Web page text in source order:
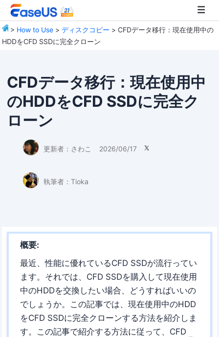
> How to Use >ディスクコピー > CFDデータ移行：現在使用中の
HDDをCFD SSDに完全クローン
CFDデータ移行：現在使用中
のHDDをCFD SSDに完全ク
ローン
更新者： さわこ 2026/06/17 
執筆者： Tioka
概要:
最近、性能に優れているCFD SSDが流行ってい
ます。それでは、CFD SSDを購入して現在使用
中のHDDを交換したい場合、どうすればいいの
でしょうか。この記事では、現在使用中のHDD
をCFD SSDに完全クローンする方法を紹介しま
す。この記事で紹介する方法に従って、CFD